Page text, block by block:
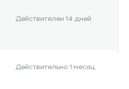
Действителен 14 дней
Действительно 1 месяц